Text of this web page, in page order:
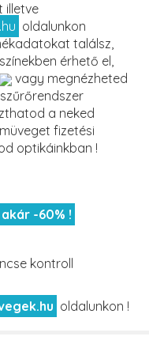
illetve
oldalunkon
találsz,
érhető el,
vagy megnézheted
a neked
fizetési
optikáinkban !
-60% !
kontroll
oldalunkon !